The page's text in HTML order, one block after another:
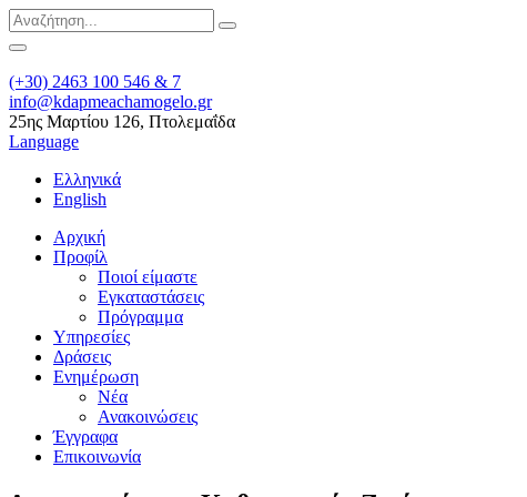
(+30) 2463 100 546 & 7
info@kdapmeachamogelo.gr
25ης Μαρτίου 126, Πτολεμαΐδα
Language
Ελληνικά
English
Αρχική
Προφίλ
Ποιοί είμαστε
Εγκαταστάσεις
Πρόγραμμα
Υπηρεσίες
Δράσεις
Ενημέρωση
Νέα
Ανακοινώσεις
Έγγραφα
Επικοινωνία